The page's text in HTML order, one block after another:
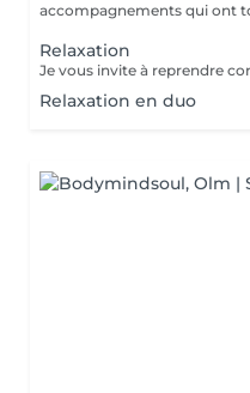
accompagnements qui ont
Relaxation
Relaxation en duo